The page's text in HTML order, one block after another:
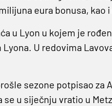
eura bonusa, kao
u Lyon u kojem je
U redovima
sezone potpisao za
u siječnju vratio u